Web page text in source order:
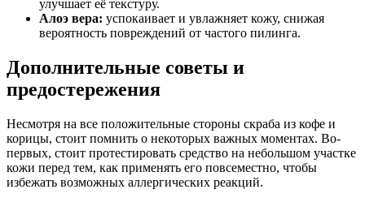
улучшает её текстуру.
Алоэ вера: успокаивает и увлажняет кожу, снижая
вероятность повреждений от частого пилинга.
Дополнительные советы и
предостережения
Несмотря на все положительные стороны скраба из кофе и
корицы, стоит помнить о некоторых важных моментах. Во-
первых, стоит протестировать средство на небольшом участке
кожи перед тем, как применять его повсеместно, чтобы
избежать возможных аллергических реакций.